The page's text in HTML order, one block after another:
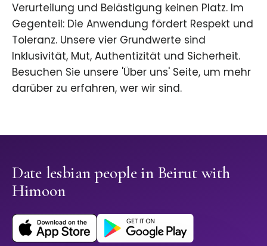
Verurteilung und Belästigung keinen Platz. Im
Gegenteil: Die Anwendung fördert Respekt und
Toleranz. Unsere vier Grundwerte sind
Inklusivität, Mut, Authentizität und Sicherheit.
Besuchen Sie unsere 'Über uns' Seite, um mehr
darüber zu erfahren, wer wir sind.
Date lesbian people in Beirut with
Himoon